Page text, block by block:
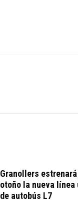
Granollers estrenará
otoño la nueva línea
de autobús L7